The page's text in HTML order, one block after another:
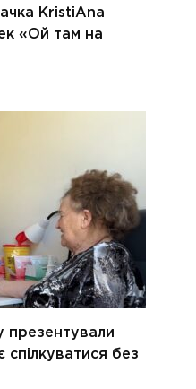
KristiAna
«Ой там на
презентували
спілкуватися без